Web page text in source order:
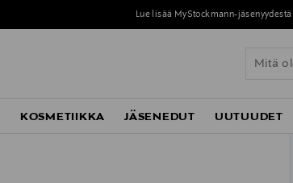
Lue lisää MyStockmann-jäsenyydestä
KOSMETIIKKA JÄSENEDUT UUTUUDET